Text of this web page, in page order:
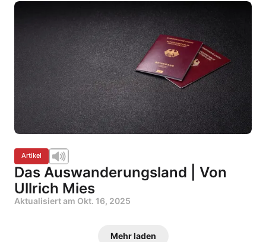
Artikel
Das Auswanderungsland | Von
Ullrich Mies
Aktualisiert am Okt. 16, 2025
Mehr laden